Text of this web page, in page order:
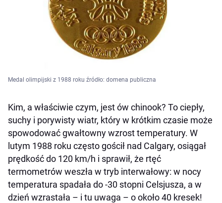
Medal olimpijski z 1988 roku źródło: domena publiczna
Kim, a właściwie czym, jest ów chinook? To ciepły,
suchy i porywisty wiatr, który w krótkim czasie może
spowodować gwałtowny wzrost temperatury. W
lutym 1988 roku często gościł nad Calgary, osiągał
prędkość do 120 km/h i sprawił, że rtęć
termometrów weszła w tryb interwałowy: w nocy
temperatura spadała do -30 stopni Celsjusza, a w
dzień wzrastała – i tu uwaga – o około 40 kresek!